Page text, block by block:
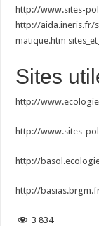
http://www.sites-
http://aida.ineris.fr/
matique.htm
Sites
http://
http://www.sites-
http://
http://
3 834